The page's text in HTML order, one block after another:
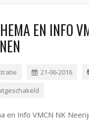
EN INFO
21-06-2016
en Info VMCN NK